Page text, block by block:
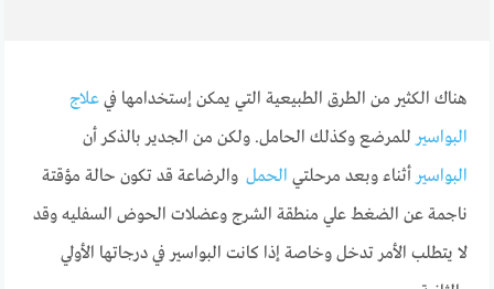
هناك الكثير من الطرق الطبيعية التي يمكن إستخدامها فيعلاج
البواسيرللمرضع وكذلك الحامل. ولكن من الجدير بالذكر أن
البواسيرأثناء وبعد مرحلتي الحمل والرضاعة قد تكون حالة مؤقتة
ناجمة عن الضغط علي منطقة الشرج وعضلات الحوض السفليه وقد
لا يتطلب الأمر تدخل وخاصة إذا كانت البواسير في درجاتها الأولي